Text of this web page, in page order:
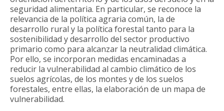
seguridad alimentaria. En particular, se reconoce la
relevancia de la política agraria común, la de
desarrollo rural y la política forestal tanto para la
sostenibilidad y desarrollo del sector productivo
primario como para alcanzar la neutralidad climática.
Por ello, se incorporan medidas encaminadas a
reducir la vulnerabilidad al cambio climático de los
suelos agrícolas, de los montes y de los suelos
forestales, entre ellas, la elaboración de un mapa de
vulnerabilidad.